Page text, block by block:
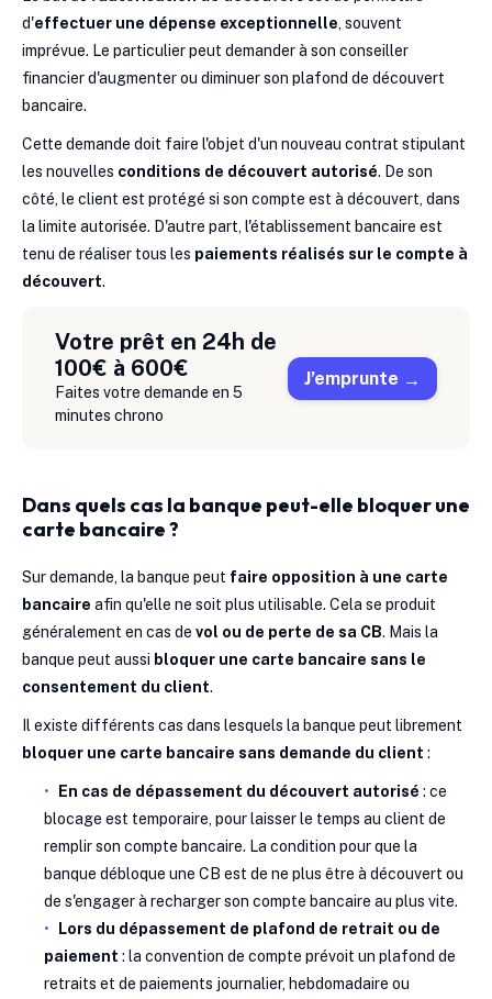
d'effectuer une dépense exceptionnelle, souvent
imprévue. Le particulier peut demander à son conseiller
financier d'augmenter ou diminuer son plafond de découvert
bancaire.
Cette demande doit faire l'objet d'un nouveau contrat stipulant
les nouvelles conditions de découvert autorisé. De son
côté, le client est protégé si son compte est à découvert, dans
la limite autorisée. D'autre part, l'établissement bancaire est
tenu de réaliser tous les paiements réalisés sur le compte à
découvert.
Votre prêt en 24h de
100€ à 600€
Faites votre demande en 5
minutes chrono
J’emprunte
Dans quels cas la banque peut-elle bloquer une
carte bancaire ?
Sur demande, la banque peut faire opposition à une carte
bancaire afin qu'elle ne soit plus utilisable. Cela se produit
généralement en cas de vol ou de perte de sa CB. Mais la
banque peut aussi bloquer une carte bancaire sans le
consentement du client.
Il existe différents cas dans lesquels la banque peut librement
bloquer une carte bancaire sans demande du client :
En cas de dépassement du découvert autorisé : ce
blocage est temporaire, pour laisser le temps au client de
remplir son compte bancaire. La condition pour que la
banque débloque une CB est de ne plus être à découvert ou
de s'engager à recharger son compte bancaire au plus vite.
Lors du dépassement de plafond de retrait ou de
paiement : la convention de compte prévoit un plafond de
retraits et de paiements journalier, hebdomadaire ou